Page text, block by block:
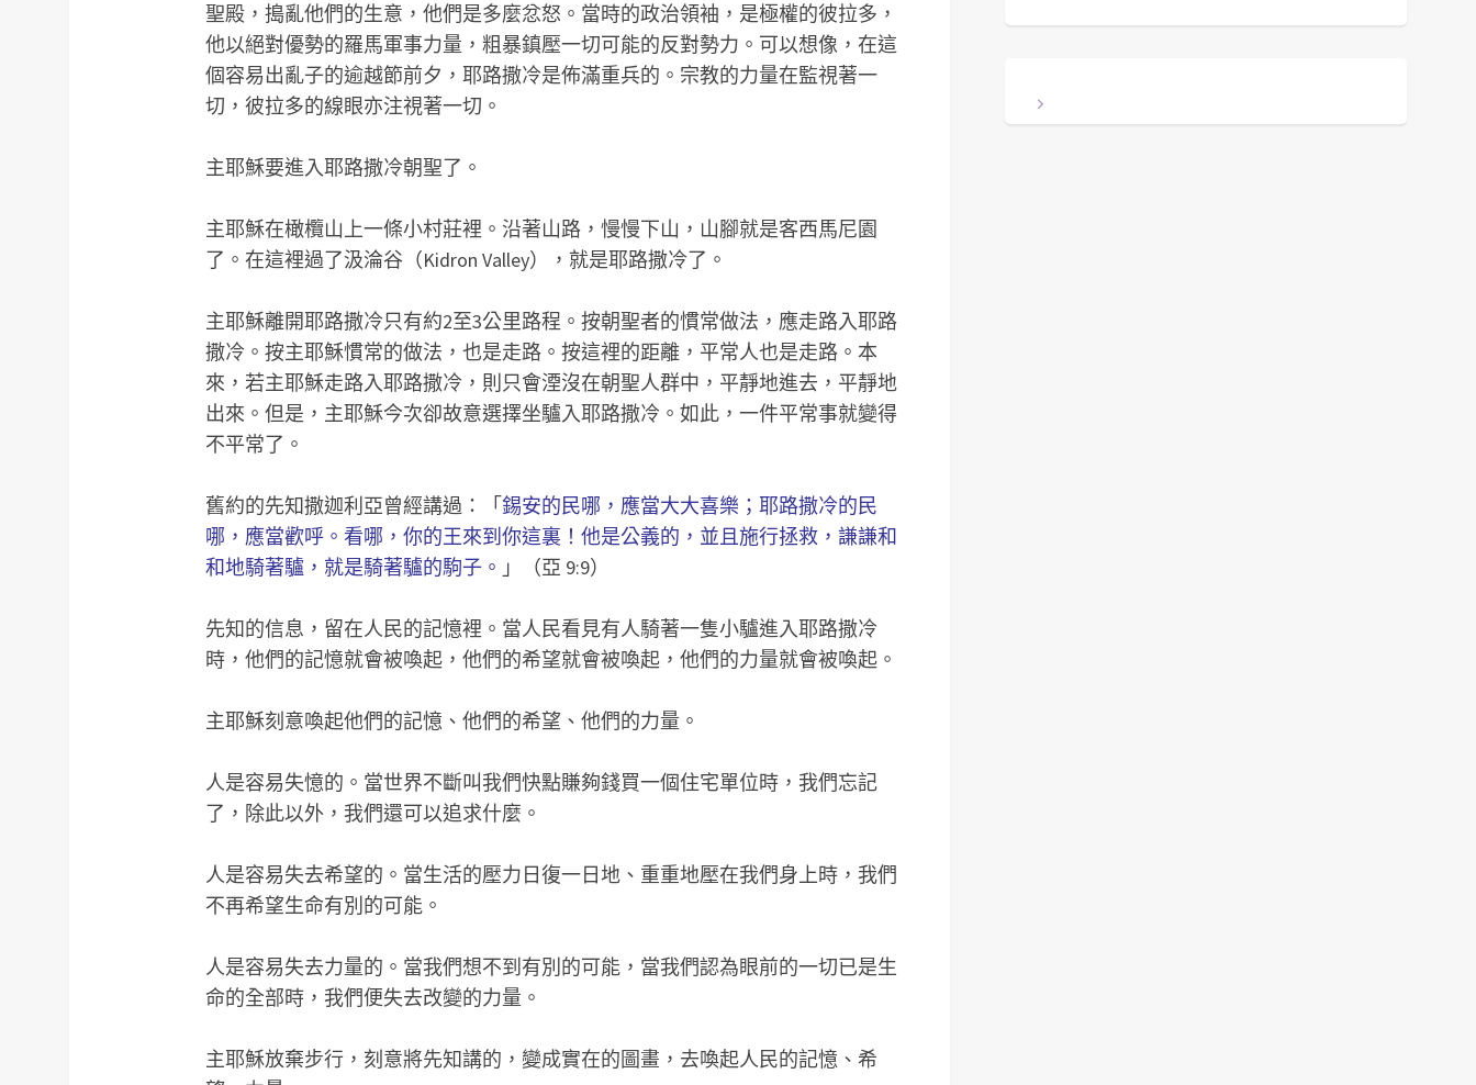
聖殿，搗亂他們的生意，他們是多麼忿怒。當時的政治領袖，是極權的彼拉多，
他以絕對優勢的羅馬軍事力量，粗暴鎮壓一切可能的反對勢力。可以想像，在這
個容易出亂子的逾越節前夕，耶路撒冷是佈滿重兵的。宗教的力量在監視著一
切，彼拉多的線眼亦注視著一切。
主耶穌要進入耶路撒冷朝聖了。
主耶穌在橄欖山上一條小村莊裡。沿著山路，慢慢下山，山腳就是客西馬尼園
了。在這裡過了汲淪谷（Kidron Valley），就是耶路撒冷了。
主耶穌離開耶路撒冷只有約2至3公里路程。按朝聖者的慣常做法，應走路入耶路
撒冷。按主耶穌慣常的做法，也是走路。按這裡的距離，平常人也是走路。本
來，若主耶穌走路入耶路撒冷，則只會湮沒在朝聖人群中，平靜地進去，平靜地
出來。但是，主耶穌今次卻故意選擇坐驢入耶路撒冷。如此，一件平常事就變得
不平常了。
舊約的先知撒迦利亞曾經講過：「錫安的民哪，應當大大喜樂；耶路撒冷的民
哪，應當歡呼。看哪，你的王來到你這裏！他是公義的，並且施行拯救，謙謙和
和地騎著驢，就是騎著驢的駒子。 」（亞 9:9）
先知的信息，留在人民的記憶裡。當人民看見有人騎著一隻小驢進入耶路撒冷
時，他們的記憶就會被喚起，他們的希望就會被喚起，他們的力量就會被喚起。
主耶穌刻意喚起他們的記憶、他們的希望、他們的力量。
人是容易失憶的。當世界不斷叫我們快點賺夠錢買一個住宅單位時，我們忘記
了，除此以外，我們還可以追求什麼。
人是容易失去希望的。當生活的壓力日復一日地、重重地壓在我們身上時，我們
不再希望生命有別的可能。
人是容易失去力量的。當我們想不到有別的可能，當我們認為眼前的一切已是生
命的全部時，我們便失去改變的力量。
主耶穌放棄步行，刻意將先知講的，變成實在的圖畫，去喚起人民的記憶、希